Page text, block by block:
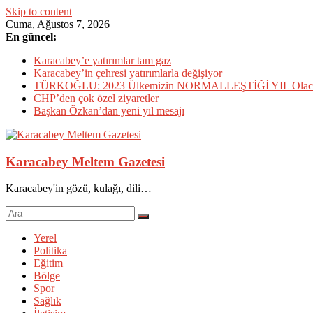
Skip to content
Cuma, Ağustos 7, 2026
En güncel:
Karacabey’e yatırımlar tam gaz
Karacabey’in çehresi yatırımlarla değişiyor
TÜRKOĞLU: 2023 Ülkemizin NORMALLEŞTİĞİ YIL
CHP’den çok özel ziyaretler
Başkan Özkan’dan yeni yıl mesajı
Karacabey Meltem Gazetesi
Karacabey'in gözü, kulağı, dili…
Yerel
Politika
Eğitim
Bölge
Spor
Sağlık